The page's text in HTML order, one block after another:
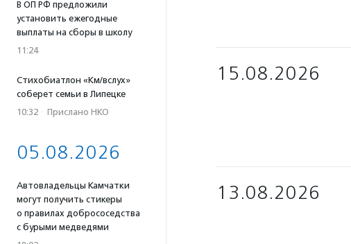
В ОП РФ предложили
установить ежегодные
выплаты на сборы в школу
11:24
Стихобиатлон «Км/вслух»
соберет семьи в Липецке
10:32 · Прислано НКО
05.08.2026
Автовладельцы Камчатки
могут получить стикеры
о правилах добрососедства
с бурыми медведями
15.08.2026
13.08.2026